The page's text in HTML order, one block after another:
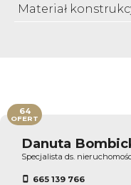
Materiał
Danuta
Specjalista ds.
665 139 766
64
OFERT